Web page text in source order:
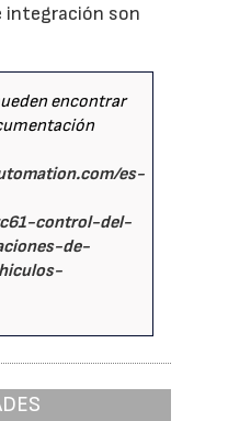
integración son
encontrar
es-
control-del-
de-